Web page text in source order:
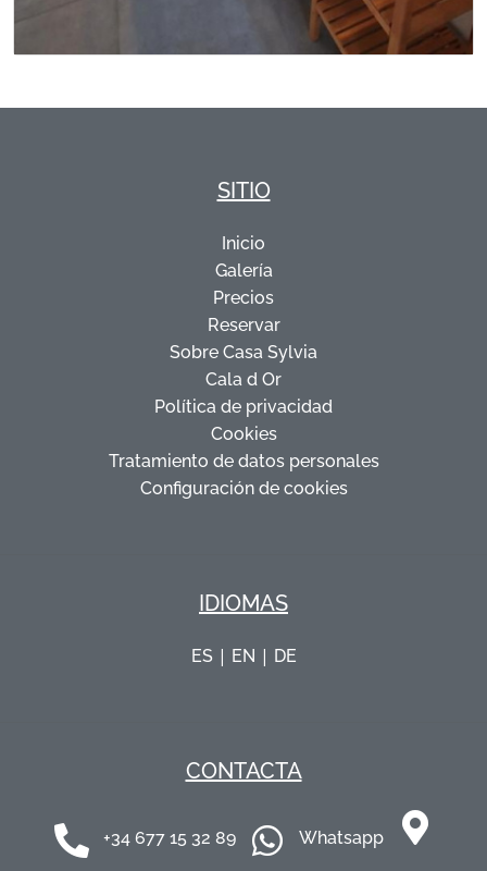
SITIO
Inicio
Galería
Precios
Reservar
Sobre Casa Sylvia
Cala d Or
Política de privacidad
Cookies
Tratamiento de datos personales
Configuración de cookies
IDIOMAS
ES| EN | DE
CONTACTA
+34 677 15 32 89 Whatsapp